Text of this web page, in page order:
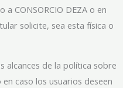
CONSORCIO DEZA o en
solicite, sea esta física o
alcances de la política sobre
caso los usuarios deseen